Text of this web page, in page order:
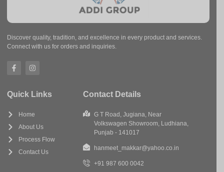
Discover quality, tradition, and excellence in every product and services.
Connect with us for orders and inquiries.
Quick Links
Home
About Us
Process Flow
Contact Us
Contact Details
G T Road, Jugiana, Near
Volkswagen Showroom, Ludhiana,
Punjab - 141017
hanmeet_makkar@yahoo.co.in
+91 987 600 0042